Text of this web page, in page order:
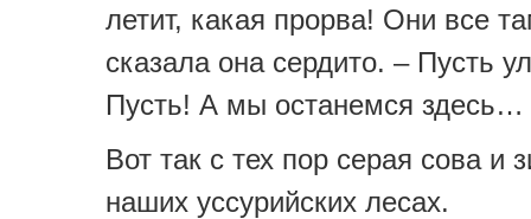
летит, какая прорва! Они все
сказала она сердито. – Пусть
Пусть! А мы останемся здесь…
Вот так с тех пор серая сова и
наших уссурийских лесах.